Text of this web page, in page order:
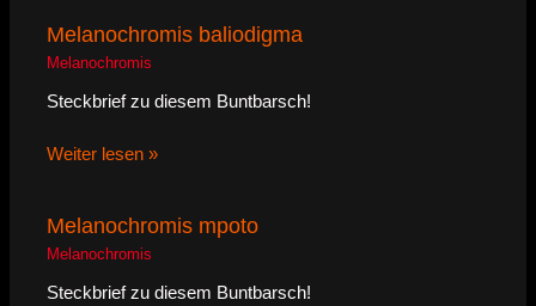
Melanochromis baliodigma
Melanochromis
Steckbrief zu diesem Buntbarsch!
Weiter lesen »
Melanochromis mpoto
Melanochromis
Steckbrief zu diesem Buntbarsch!